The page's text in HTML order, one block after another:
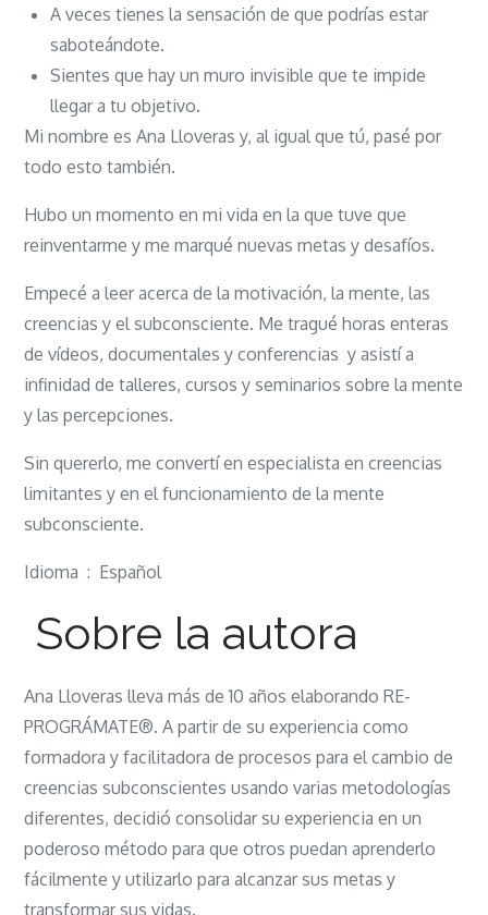
A veces tienes la sensación de que podrías estar
saboteándote.
Sientes que hay un muro invisible que te impide
llegar a tu objetivo.
Mi nombre es Ana Lloveras y, al igual que tú, pasé por
todo esto también.
Hubo un momento en mi vida en la que tuve que
reinventarme y me marqué nuevas metas y desafíos.
Empecé a leer acerca de la motivación, la mente, las
creencias y el subconsciente. Me tragué horas enteras
de vídeos, documentales y conferencias y asistí a
infinidad de talleres, cursos y seminarios sobre la mente
y las percepciones.
Sin quererlo, me convertí en especialista en creencias
limitantes y en el funcionamiento de la mente
subconsciente.
Idioma ‏ : ‎ Español
Sobre la autora
Ana Lloveras lleva más de 10 años elaborando RE-
PROGRÁMATE®. A partir de su experiencia como
formadora y facilitadora de procesos para el cambio de
creencias subconscientes usando varias metodologías
diferentes, decidió consolidar su experiencia en un
poderoso método para que otros puedan aprenderlo
fácilmente y utilizarlo para alcanzar sus metas y
transformar sus vidas.